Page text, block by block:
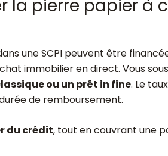
la pierre papier à
une SCPI peuvent être
immobilier en direct. Vous
ou un prêt in fine. Le
de remboursement.
du crédit, tout en couvrant une